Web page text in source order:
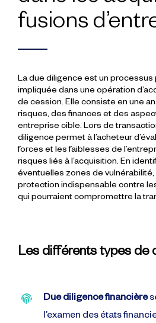
fusions
La due diligence est un
impliquée dans une opération
de cession. Elle consiste en une
risques, des finances et des
entreprise cible. Lors de
diligence permet à l’acheteur
forces et les faiblesses de
risques liés à l’acquisition. En
éventuelles zones de vulnérabilité,
protection indispensable contre
qui pourraient compromettre la
Les différents types de
Due diligence financière
l’examen des états